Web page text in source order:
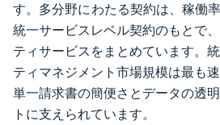
す。多分野にわたる契約は、稼働
統一サービスレベル契約のもとで
ティサービスをまとめています。
ティマネジメント市場規模は最も
単一請求書の簡便さとデータの透
トに支えられています。